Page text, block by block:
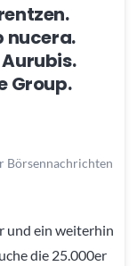
nucera.
Group.
Börsennachrichten
und ein weiterhin
die 25.000er